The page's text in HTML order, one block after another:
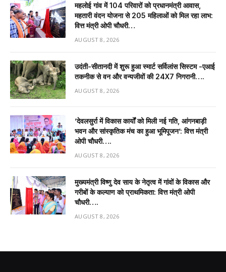
महलोई गांव में 104 परिवारों को प्रधानमंत्री आवास,
महतारी वंदन योजना से 205 महिलाओं को मिल रहा लाभ:
वित्त मंत्री ओपी चौधरी…
AUGUST 8, 2026
उदंती-सीतानदी में शुरू हुआ स्मार्ट सर्विलांस सिस्टम -एआई
तकनीक से वन और वन्यजीवों की 24X7 निगरानी….
AUGUST 8, 2026
’देवलसुर्रा में विकास कार्यों को मिली नई गति, आंगनबाड़ी
भवन और सांस्कृतिक मंच का हुआ भूमिपूजन’: वित्त मंत्री
ओपी चौधरी….
AUGUST 8, 2026
मुख्यमंत्री विष्णु देव साय के नेतृत्व में गांवों के विकास और
गरीबों के कल्याण को प्राथमिकता: वित्त मंत्री ओपी
चौधरी….
AUGUST 8, 2026